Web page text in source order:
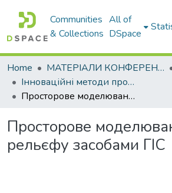
Communities
& Collections
All of
DSpace
Home МАТЕРІАЛИ КОНФЕРЕНЦІЙ
Інноваційні методи проектних та геодезичних робіт
Просторове моделювання рельєфу засобами ГІС
Просторове
рельєфу засобами ГІС